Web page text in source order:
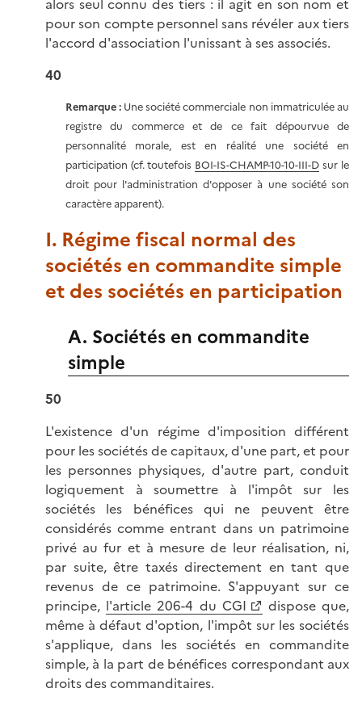
alors seul connu des tiers : il agit en son nom et
pour son compte personnel sans révéler aux tiers
l'accord d'association l'unissant à ses associés.
40
Remarque : Une société commerciale non immatriculée au
registre du commerce et de ce fait dépourvue de
personnalité morale, est en réalité une société en
participation (cf. toutefois BOI-IS-CHAMP-10-10-III-D sur le
droit pour l'administration d'opposer à une société son
caractère apparent).
I. Régime fiscal normal des
sociétés en commandite simple
et des sociétés en participation
A. Sociétés en commandite
simple
50
L'existence d'un régime d'imposition différent
pour les sociétés de capitaux, d'une part, et pour
les personnes physiques, d'autre part, conduit
logiquement à soumettre à l'impôt sur les
sociétés les bénéfices qui ne peuvent être
considérés comme entrant dans un patrimoine
privé au fur et à mesure de leur réalisation, ni,
par suite, être taxés directement en tant que
revenus de ce patrimoine. S'appuyant sur ce
principe, l'article 206-4 du CGI
dispose que,
même à défaut d'option, l'impôt sur les sociétés
s'applique, dans les sociétés en commandite
simple, à la part de bénéfices correspondant aux
droits des commanditaires.